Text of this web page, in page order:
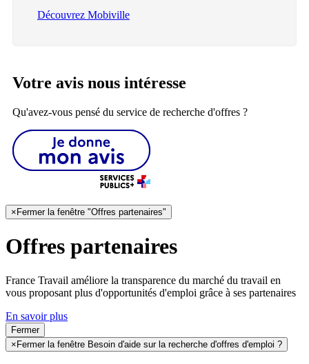
Découvrez Mobiville
Votre avis nous intéresse
Qu'avez-vous pensé du service de recherche d'offres ?
× Fermer la fenêtre "Offres partenaires"
Offres partenaires
France Travail améliore la transparence du marché du travail en
vous proposant plus d'opportunités d'emploi grâce à ses partenaires
En savoir plus
Fermer
× Fermer la fenêtre Besoin d'aide sur la recherche d'offres d'emploi ?